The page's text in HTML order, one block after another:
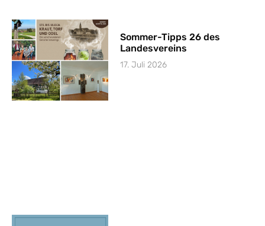
Sommer-Tipps 26 des
Landesvereins
17. Juli 2026